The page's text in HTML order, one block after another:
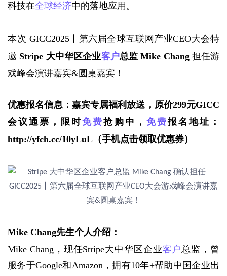
科技在全球经济中的落地应用。
本次 GICC2025丨第六届全球互联网产业CEO大会特
邀 Stripe 大中华区企业客户总监 Mike Chang 担任游
戏峰会演讲嘉宾&圆桌嘉宾 ！
优惠报名信息：嘉宾专属福利放送，原价299元GICC
会议通票，限时免费抢购中， 免费报名地址：
http://yfch.cc/10yLuL （手机点击领取优惠券）
Mike Chang先生个人介绍：
Mike Chang，现任Stripe大中华区企业客户总监，曾
服务于Google和Amazon，拥有10年+帮助中国企业出